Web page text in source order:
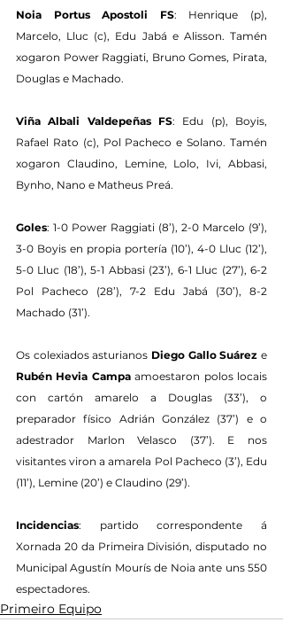
Noia Portus Apostoli FS: Henrique (p),
Marcelo, Lluc (c), Edu Jabá e Alisson. Tamén
xogaron Power Raggiati, Bruno Gomes, Pirata,
Douglas e Machado.
Viña Albali Valdepeñas FS: Edu (p), Boyis,
Rafael Rato (c), Pol Pacheco e Solano. Tamén
xogaron Claudino, Lemine, Lolo, Ivi, Abbasi,
Bynho, Nano e Matheus Preá.
Goles: 1-0 Power Raggiati (8’), 2-0 Marcelo (9’),
3-0 Boyis en propia portería (10’), 4-0 Lluc (12’),
5-0 Lluc (18’), 5-1 Abbasi (23’), 6-1 Lluc (27’), 6-2
Pol Pacheco (28’), 7-2 Edu Jabá (30’), 8-2
Machado (31’).
Os colexiados asturianos Diego Gallo Suárez
Rubén Hevia Campa amoestaron polos locais
con cartón amarelo a Douglas (33’), o
preparador físico Adrián González (37’) e o
adestrador Marlon Velasco (37’). E nos
visitantes viron a amarela Pol Pacheco (3’), Edu
(11’), Lemine (20’) e Claudino (29’).
Incidencias: partido correspondente á
Xornada 20 da Primeira División, disputado no
Municipal Agustín Mourís de Noia ante uns 550
espectadores.
Primeiro Equipo